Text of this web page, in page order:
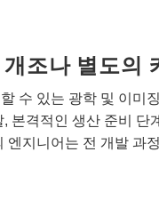
조나 별도의
수 있는 광학 및 이미
본격적인 생산 준비
지니어는 전 개발 과